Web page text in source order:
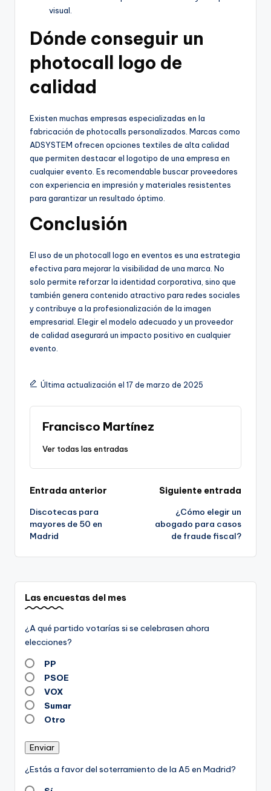
visual.
Dónde conseguir un
photocall logo de
calidad
Existen muchas empresas especializadas en la
fabricación de photocalls personalizados. Marcas como
ADSYSTEM ofrecen opciones textiles de alta calidad
que permiten destacar el logotipo de una empresa en
cualquier evento. Es recomendable buscar proveedores
con experiencia en impresión y materiales resistentes
para garantizar un resultado óptimo.
Conclusión
El uso de un photocall logo en eventos es una estrategia
efectiva para mejorar la visibilidad de una marca. No
solo permite reforzar la identidad corporativa, sino que
también genera contenido atractivo para redes sociales
y contribuye a la profesionalización de la imagen
empresarial. Elegir el modelo adecuado y un proveedor
de calidad asegurará un impacto positivo en cualquier
evento.
Última actualización el 17 de marzo de 2025
Francisco Martínez
Ver todas las entradas
Navegación
de
entradas
Entrada anterior
Discotecas para
mayores de 50 en
Madrid
Siguiente entrada
¿Cómo elegir un
abogado para casos
de fraude fiscal?
Las encuestas del mes
¿A qué partido votarías si se celebrasen ahora
elecciones?
PP
PSOE
VOX
Sumar
Otro
Enviar
¿Estás a favor del soterramiento de la A5 en Madrid?